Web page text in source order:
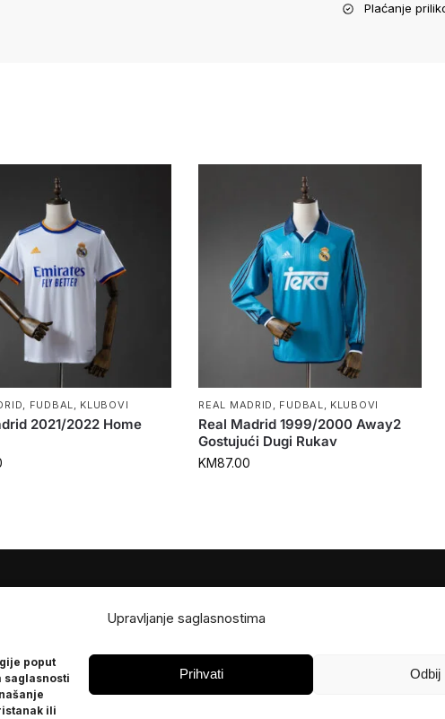
Upravljanje saglasnostima
poput
saglasnosti
ili
Prihvati Odbij
Plaćanje
FUDBAL KLUBOVI
2021/2022 Home
REAL MADRID FUDBAL KLUBOVI
Real Madrid 1999/2000 Away2
Gostujući Dugi Rukav
KM87.00
POMOĆ
Politika privatnosti